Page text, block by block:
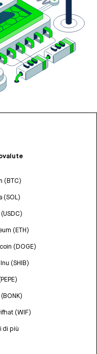
(BTC)
(SOL)
(ETH)
(DOGE)
(SHIB)
(WIF)
di più